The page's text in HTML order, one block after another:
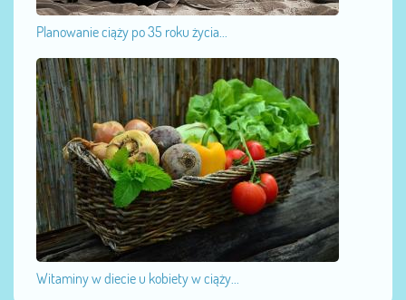
Planowanie ciąży po 35 roku życia...
Witaminy w diecie u kobiety w ciąży...